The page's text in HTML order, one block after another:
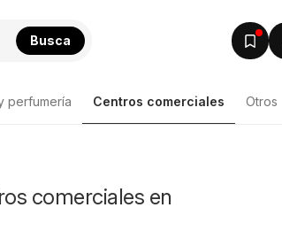
Busca
perfumería Centros comerciales Otros
comerciales en